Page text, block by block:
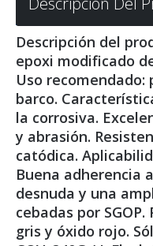
Descripción del
epoxi modificado
Uso
barco.
la corrosiva.
y abrasión.
catódica.
Buena adherencia
desnuda y una
cebadas por
gris y óxido rojo.